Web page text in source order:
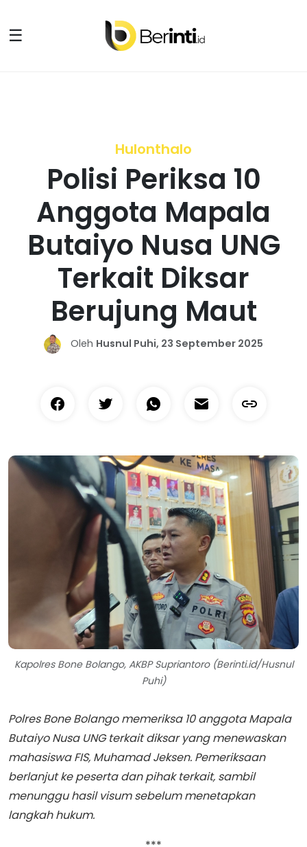
☰
Hulonthalo
Polisi Periksa 10
Anggota Mapala
Butaiyo Nusa UNG
Terkait Diksar
Berujung Maut
Oleh Husnul Puhi, 23 September 2025
Kapolres Bone Bolango, AKBP Supriantoro (Berinti.id/Husnul
Puhi)
Polres Bone Bolango memeriksa 10 anggota Mapala
Butaiyo Nusa UNG terkait diksar yang menewaskan
mahasiswa FIS, Muhamad Jeksen. Pemeriksaan
berlanjut ke peserta dan pihak terkait, sambil
menunggu hasil visum sebelum menetapkan
langkah hukum.